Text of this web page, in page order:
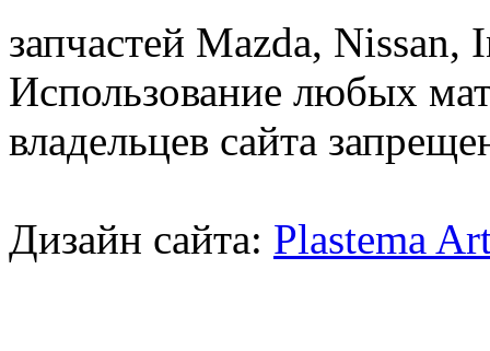
запчастей Mazda,
Использование любых
владельцев сайта
Дизайн сайта: Plastema